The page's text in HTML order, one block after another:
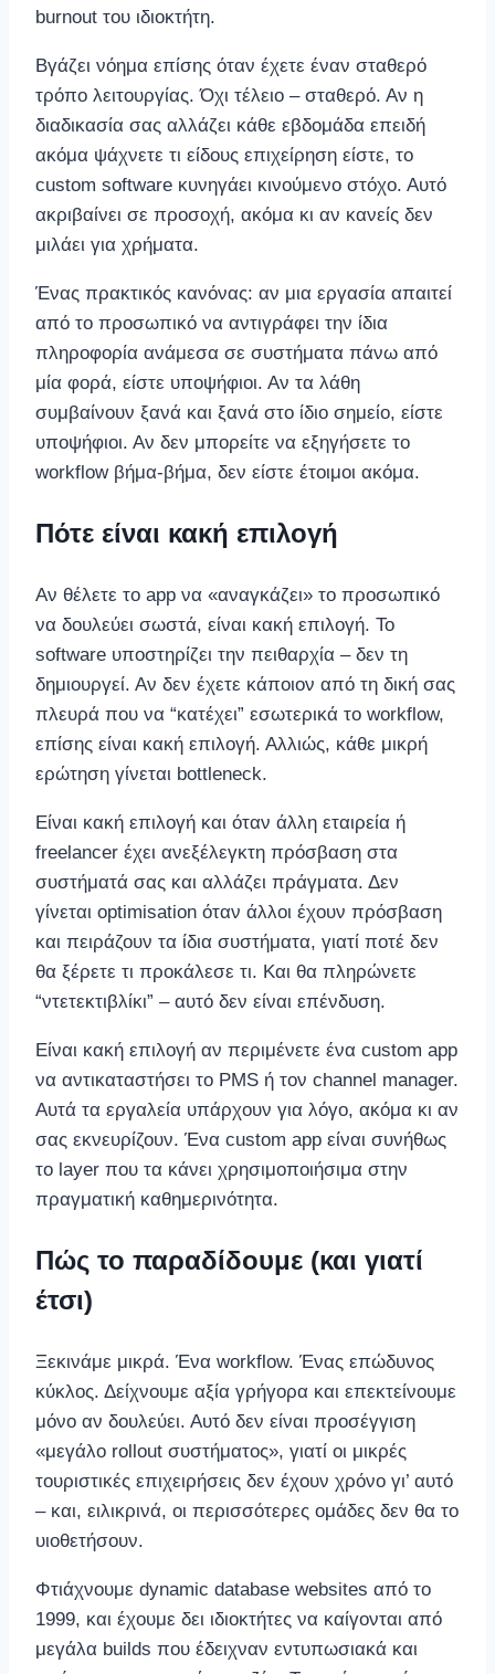
burnout του ιδιοκτήτη.
Βγάζει νόημα επίσης όταν έχετε έναν σταθερό
τρόπο λειτουργίας. Όχι τέλειο – σταθερό. Αν η
διαδικασία σας αλλάζει κάθε εβδομάδα επειδή
ακόμα ψάχνετε τι είδους επιχείρηση είστε, το
custom software κυνηγάει κινούμενο στόχο. Αυτό
ακριβαίνει σε προσοχή, ακόμα κι αν κανείς δεν
μιλάει για χρήματα.
Ένας πρακτικός κανόνας: αν μια εργασία απαιτεί
από το προσωπικό να αντιγράφει την ίδια
πληροφορία ανάμεσα σε συστήματα πάνω από
μία φορά, είστε υποψήφιοι. Αν τα λάθη
συμβαίνουν ξανά και ξανά στο ίδιο σημείο, είστε
υποψήφιοι. Αν δεν μπορείτε να εξηγήσετε το
workflow βήμα-βήμα, δεν είστε έτοιμοι ακόμα.
Πότε είναι κακή επιλογή
Αν θέλετε το app να «αναγκάζει» το προσωπικό
να δουλεύει σωστά, είναι κακή επιλογή. Το
software υποστηρίζει την πειθαρχία – δεν τη
δημιουργεί. Αν δεν έχετε κάποιον από τη δική σας
πλευρά που να “κατέχει” εσωτερικά το workflow,
επίσης είναι κακή επιλογή. Αλλιώς, κάθε μικρή
ερώτηση γίνεται bottleneck.
Είναι κακή επιλογή και όταν άλλη εταιρεία ή
freelancer έχει ανεξέλεγκτη πρόσβαση στα
συστήματά σας και αλλάζει πράγματα. Δεν
γίνεται optimisation όταν άλλοι έχουν πρόσβαση
και πειράζουν τα ίδια συστήματα, γιατί ποτέ δεν
θα ξέρετε τι προκάλεσε τι. Και θα πληρώνετε
“ντετεκτιβλίκι” – αυτό δεν είναι επένδυση.
Είναι κακή επιλογή αν περιμένετε ένα custom app
να αντικαταστήσει το PMS ή τον channel manager.
Αυτά τα εργαλεία υπάρχουν για λόγο, ακόμα κι αν
σας εκνευρίζουν. Ένα custom app είναι συνήθως
το layer που τα κάνει χρησιμοποιήσιμα στην
πραγματική καθημερινότητα.
Πώς το παραδίδουμε (και γιατί
έτσι)
Ξεκινάμε μικρά. Ένα workflow. Ένας επώδυνος
κύκλος. Δείχνουμε αξία γρήγορα και επεκτείνουμε
μόνο αν δουλεύει. Αυτό δεν είναι προσέγγιση
«μεγάλο rollout συστήματος», γιατί οι μικρές
τουριστικές επιχειρήσεις δεν έχουν χρόνο γι’ αυτό
– και, ειλικρινά, οι περισσότερες ομάδες δεν θα το
υιοθετήσουν.
Φτιάχνουμε dynamic database websites από το
1999, και έχουμε δει ιδιοκτήτες να καίγονται από
μεγάλα builds που έδειχναν εντυπωσιακά και